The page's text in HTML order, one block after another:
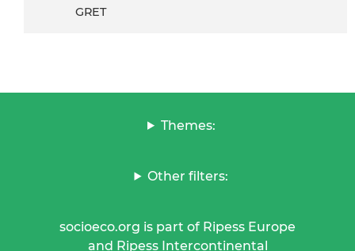
GRET
Themes:
Other filters:
socioeco.org is part of Ripess Europe
and Ripess Intercontinental